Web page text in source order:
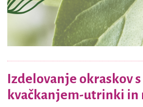
Izdelovanje okraskov s
kvačkanjem-utrinki in